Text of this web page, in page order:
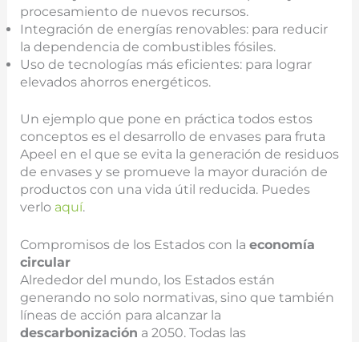
procesamiento de nuevos recursos.
Integración de energías renovables: para reducir
la dependencia de combustibles fósiles.
Uso de tecnologías más eficientes: para lograr
elevados ahorros energéticos.
Un ejemplo que pone en práctica todos estos
conceptos es el desarrollo de envases para fruta
Apeel en el que se evita la generación de residuos
de envases y se promueve la mayor duración de
productos con una vida útil reducida. Puedes
verlo aquí.
Compromisos de los Estados con la economía
circular
Alrededor del mundo, los Estados están
generando no solo normativas, sino que también
líneas de acción para alcanzar la
descarbonización a 2050. Todas las